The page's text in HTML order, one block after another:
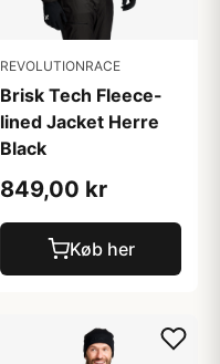
REVOLUTIONRACE
Brisk Tech Fleece-
lined Jacket Herre
Black
849,00 kr
Køb her